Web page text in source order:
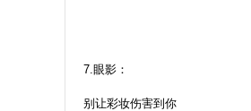
7.眼影：
别让彩妆伤害到你